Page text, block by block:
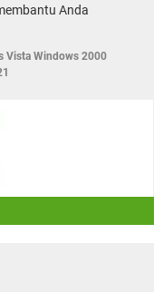
Anda
Vista Windows 2000